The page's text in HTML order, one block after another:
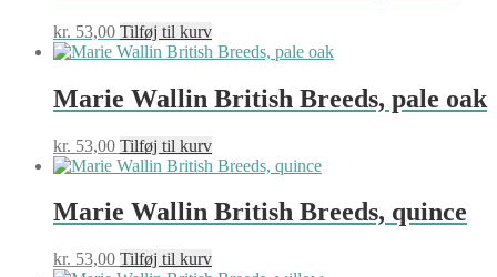
kr. 53,00 Tilføj til kurv
Marie Wallin British Breeds, pale oak
kr. 53,00 Tilføj til kurv
Marie Wallin British Breeds, quince
kr. 53,00 Tilføj til kurv